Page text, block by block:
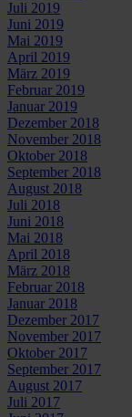
Juli 2019
Juni 2019
Mai 2019
April 2019
März 2019
Februar 2019
Januar 2019
Dezember 2018
November 2018
Oktober 2018
September 2018
August 2018
Juli 2018
Juni 2018
Mai 2018
April 2018
März 2018
Februar 2018
Januar 2018
Dezember 2017
November 2017
Oktober 2017
September 2017
August 2017
Juli 2017